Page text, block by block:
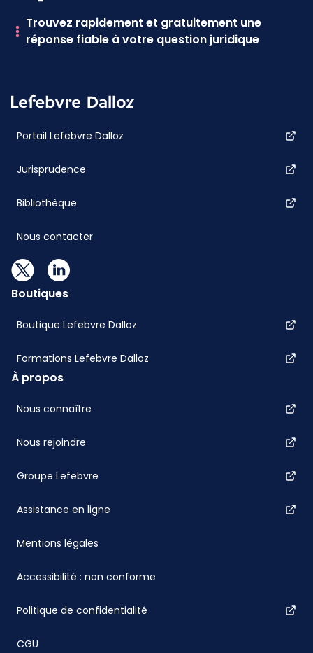
Trouvez rapidement et gratuitement une
réponse fiable à votre question juridique
Portail Lefebvre Dalloz
Jurisprudence
Bibliothèque
Nous contacter
Boutiques
Boutique Lefebvre Dalloz
Formations Lefebvre Dalloz
À propos
Nous connaître
Nous rejoindre
Groupe Lefebvre
Assistance en ligne
Mentions légales
Accessibilité : non conforme
Politique de confidentialité
CGU